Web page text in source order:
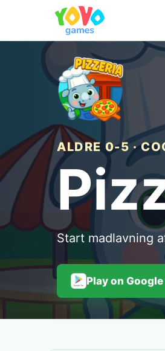
ALDRE 0-5 ·
Start madlavning
Play on